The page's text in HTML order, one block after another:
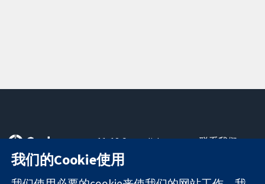
可信任的证据
知情决定
11-13 Cavendish
Square
London
W1G 0AN
联系我们
关于我们
我们的Cookie使用